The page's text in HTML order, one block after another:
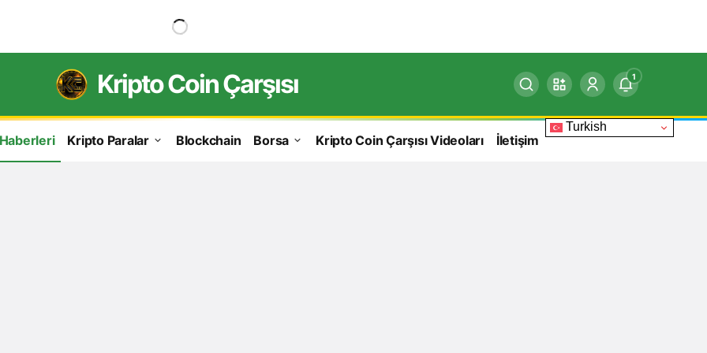
Kripto Coin Çarşısı 1
Kripto Paralar Blockchain Borsa Kripto Coin Çarşısı Videoları İletişim
Turkish